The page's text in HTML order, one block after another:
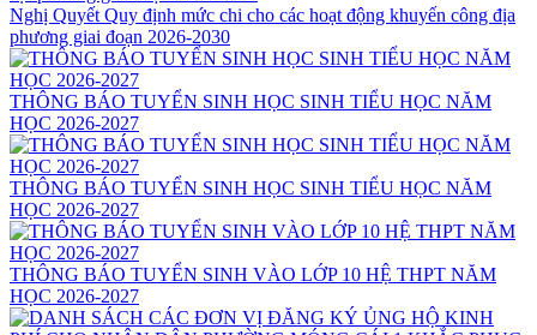
Nghị Quyết Quy định mức chi cho các hoạt động khuyến công địa
phương giai đoạn 2026-2030
THÔNG BÁO TUYỂN SINH HỌC SINH TIỂU HỌC NĂM
HỌC 2026-2027
THÔNG BÁO TUYỂN SINH HỌC SINH TIỂU HỌC NĂM
HỌC 2026-2027
THÔNG BÁO TUYỂN SINH VÀO LỚP 10 HỆ THPT NĂM
HỌC 2026-2027